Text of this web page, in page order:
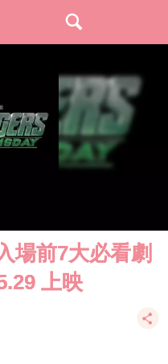
場前7大必看劇
上映